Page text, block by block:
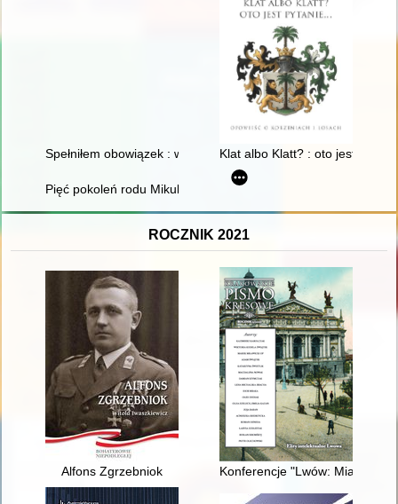
Spełniłem obowiązek : wspomnienia Stanisława
Klat albo Klatt? : oto jest
Pięć pokoleń rodu Mikulskich. T. 1
ROCZNIK 2021
Alfons Zgrzebniok Konferencje "Lwów: Miasto -